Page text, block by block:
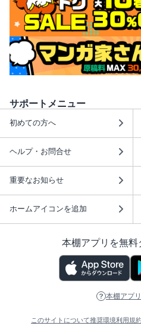
サポートメニュー
初めての方へ
ヘルプ・お問合せ
重要なお知らせ
ホームアイコンを追加
本棚アプリを無料
本棚アプ
このサイトについて推奨環境利用規